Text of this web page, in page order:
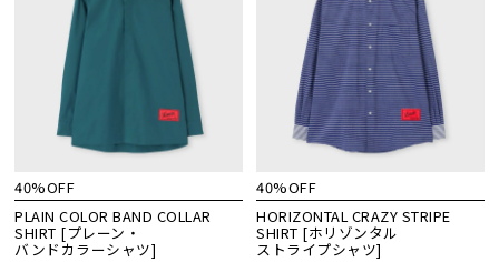
40%OFF
PLAIN COLOR BAND COLLAR
SHIRT [プレーン・
バンドカラーシャツ]
40%OFF
HORIZONTAL CRAZY STRIPE
SHIRT [ホリゾンタル
ストライプシャツ]